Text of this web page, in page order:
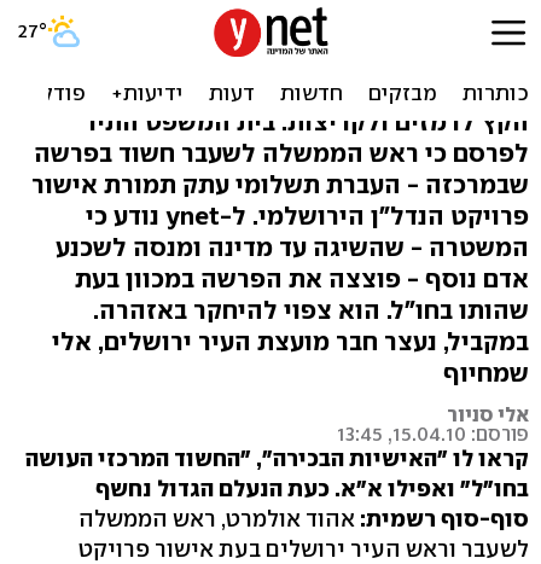
תיק הולילנד: אולמרט הוא
"הבכיר", יש עד מדינה
הקץ לרמזים ולקריצות: בית המשפט התיר
לפרסם כי ראש הממשלה לשעבר חשוד בפרשה
שבמרכזה - העברת תשלומי עתק תמורת אישור
פרויקט הנדל"ן הירושלמי. ל-ynet נודע כי
המשטרה - שהשיגה עד מדינה ומנסה לשכנע
אדם נוסף - פוצצה את הפרשה במכוון בעת
שהותו בחו"ל. הוא צפוי להיחקר באזהרה.
במקביל, נעצר חבר מועצת העיר ירושלים, אלי
שמחיוף
אלי סניור
פורסם: 15.04.10, 13:45
קראו לו "האישיות הבכירה", "החשוד המרכזי העושה
בחו"ל" ואפילו א"א. כעת הנעלם הגדול נחשף
סוף-סוף רשמית: אהוד אולמרט, ראש הממשלה
לשעבר וראש העיר ירושלים בעת אישור פרויקט